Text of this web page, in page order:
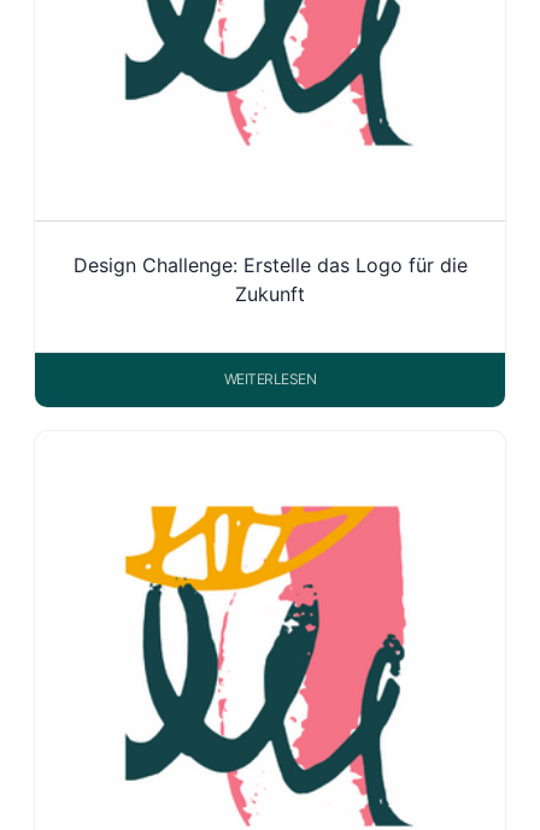
Design Challenge: Erstelle das Logo für die
Zukunft
WEITERLESEN